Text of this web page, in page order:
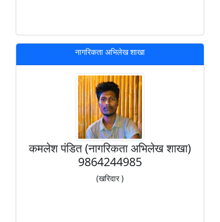
नागरिकता अभिलेख शाखा
कमलेश पंडित (नागरिकता अभिलेख शाखा)
9864244985
(खरिदार )